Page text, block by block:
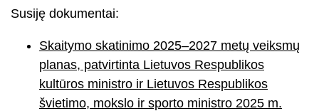
Susiję dokumentai:
Skaitymo skatinimo 2025–2027 metų veiksmų
planas, patvirtinta Lietuvos Respublikos
kultūros ministro ir Lietuvos Respublikos
švietimo, mokslo ir sporto ministro 2025 m.